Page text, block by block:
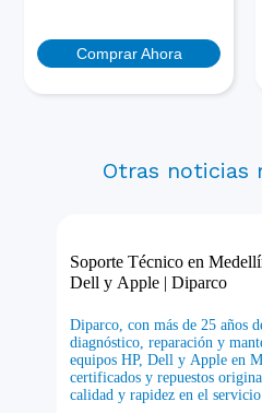
Comprar Ahora
Otras noticias
Soporte Técnico en
Dell y Apple | Diparco
Diparco, con más de 25 años
diagnóstico, reparación y
equipos HP, Dell y Apple en
certificados y repuestos
calidad y rapidez en el